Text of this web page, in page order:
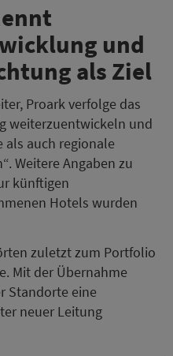
und
als Ziel
Proark verfolge das
weiterzuentwickeln und
auch regionale
Weitere Angaben zu
künftigen
Hotels wurden
zuletzt zum Portfolio
Mit der Übernahme
Standorte eine
neuer Leitung